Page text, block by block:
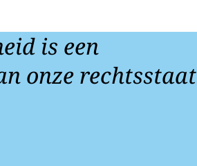
is een
onze rechtsstaat